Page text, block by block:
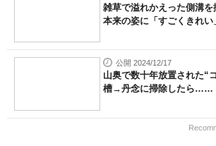
雑草で溢れかえった側溝
本来の姿に「すごくきれ
公開 2024/12/17
山奥で数十年放置された“
槽→丹念に掃除したら